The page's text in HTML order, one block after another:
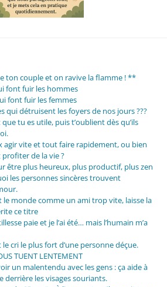
ton couple et on ravive la flamme ! **
font fuir les hommes
font fuir les femmes
qui détruisent les foyers de nos jours ???
tu es utile, puis t’oublient dès qu’ils
agir vite et tout faire rapidement, ou bien
de la vie ?
être plus heureux, plus productif, plus zen
les personnes sincères trouvent
le monde comme un ami trop vite, laisse la
ce titre
paie et je l’ai été… mais l’humain m’a
cri le plus fort d’une personne déçue.
TUENT LENTEMENT
un malentendu avec les gens : ça aide à
derrière les visages souriants.